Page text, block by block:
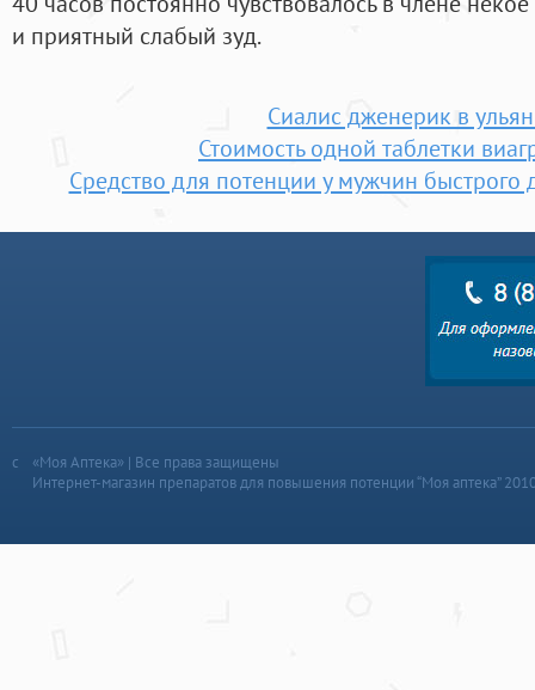
и приятный слабый зуд.
Сиалис дженерик в
Стоимость одной таблетки
Средство для потенции у мужчин быстрого
«Моя Аптека» | Все права защищены
Интернет-магазин препаратов для повышения потенции “Моя аптека”